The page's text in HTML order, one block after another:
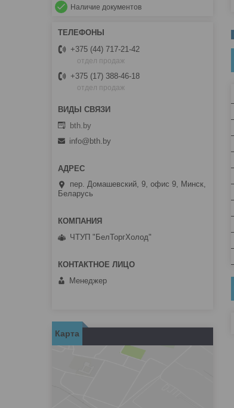
Наличие документов
+375 (44) 717-21-42
отдел продаж
+375 (17) 388-46-18
отдел продаж
bth.by
info@bth.by
пер. Домашевский, 9, офис 9, Минск,
Беларусь
ЧТУП "БелТоргХолод"
Менеджер
Карта